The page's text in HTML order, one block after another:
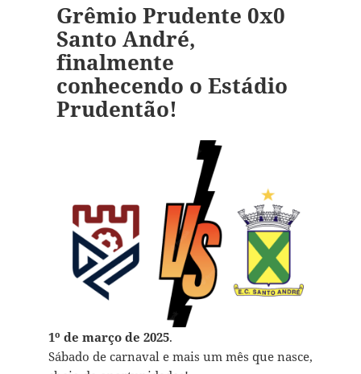
Grêmio Prudente 0x0
Santo André,
finalmente
conhecendo o Estádio
Prudentão!
1º de março de 2025.
Sábado de carnaval e mais um mês que nasce,